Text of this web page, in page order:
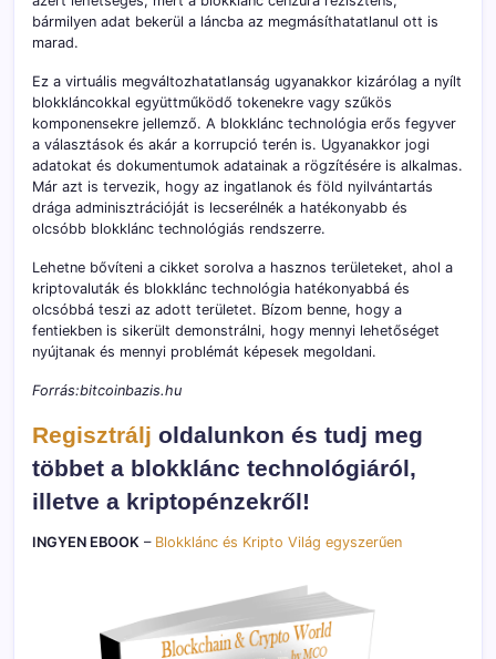
bármilyen adat bekerül a láncba az megmásíthatatlanul ott is
marad.
Ez a virtuális megváltozhatatlanság ugyanakkor kizárólag a nyílt
blokkláncokkal együttműködő tokenekre vagy szűkös
komponensekre jellemző. A blokklánc technológia erős fegyver
a választások és akár a korrupció terén is. Ugyanakkor jogi
adatokat és dokumentumok adatainak a rögzítésére is alkalmas.
Már azt is tervezik, hogy az ingatlanok és föld nyilvántartás
drága adminisztrációját is lecserélnék a hatékonyabb és
olcsóbb blokklánc technológiás rendszerre.
Lehetne bővíteni a cikket sorolva a hasznos területeket, ahol a
kriptovaluták és blokklánc technológia hatékonyabbá és
olcsóbbá teszi az adott területet. Bízom benne, hogy a
fentiekben is sikerült demonstrálni, hogy mennyi lehetőséget
nyújtanak és mennyi problémát képesek megoldani.
Forrás:bitcoinbazis.hu
Regisztrálj oldalunkon és tudj meg
többet a blokklánc technológiáról,
illetve a kriptopénzekről!
INGYEN EBOOK – Blokklánc és Kripto Világ egyszerűen